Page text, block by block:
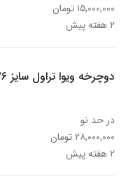
۱۵,۰۰۰,۰۰۰ تومان
۲ هفته پیش
دوچرخه ویوا تراول سایز ۲۶ کم کارکرد
در حد نو
۲۸,۰۰۰,۰۰۰ تومان
۲ هفته پیش